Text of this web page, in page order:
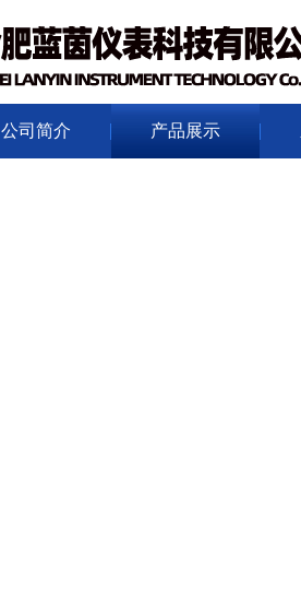
公司简介 产品展示